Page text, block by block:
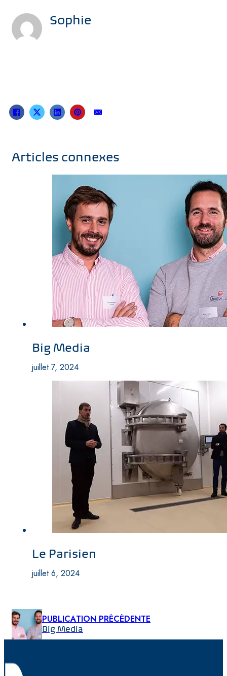
Sophie
Articles connexes
Big Media
juillet 7, 2024
Le Parisien
juillet 6, 2024
PUBLICATION PRÉCÉDENTE
Big Media